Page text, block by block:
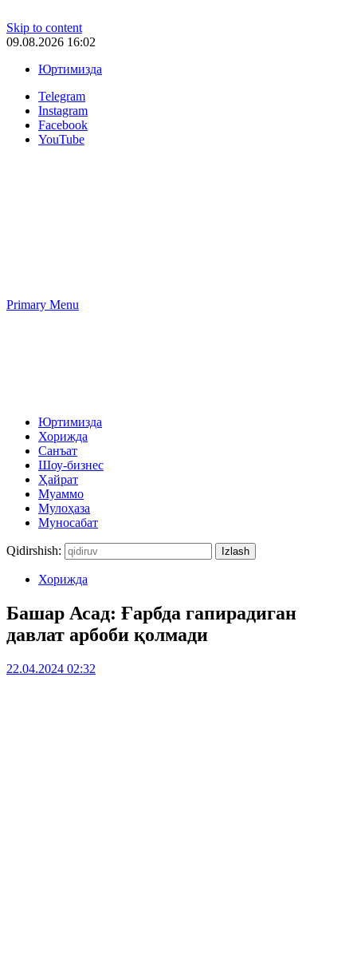
Skip to content
09.08.2026 16:02
Юртимизда
Telegram
Instagram
Facebook
YouTube
Primary Menu
Юртимизда
Хорижда
Санъат
Шоу-бизнес
Ҳайрат
Муаммо
Мулоҳаза
Муносабат
Qidirshish:
Хорижда
Башар Асад: Ғарбда гапирадиган
давлат арбоби қолмади
22.04.2024 02:32